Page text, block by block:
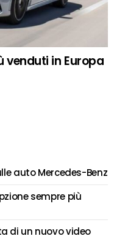
venduti in Europa
auto Mercedes-Benz
sempre più
di un nuovo video